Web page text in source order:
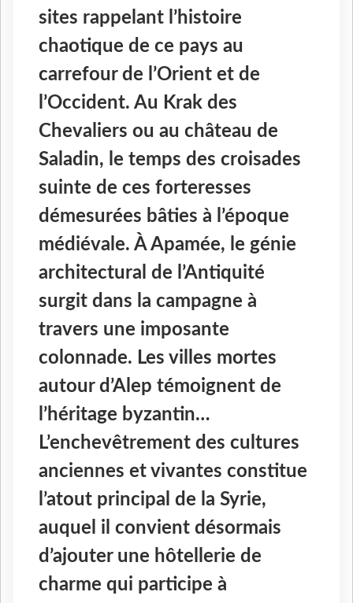
sites rappelant l’histoire
chaotique de ce pays au
carrefour de l’Orient et de
l’Occident. Au Krak des
Chevaliers ou au château de
Saladin, le temps des croisades
suinte de ces forteresses
démesurées bâties à l’époque
médiévale. À Apamée, le génie
architectural de l’Antiquité
surgit dans la campagne à
travers une imposante
colonnade. Les villes mortes
autour d’Alep témoignent de
l’héritage byzantin…
L’enchevêtrement des cultures
anciennes et vivantes constitue
l’atout principal de la Syrie,
auquel il convient désormais
d’ajouter une hôtellerie de
charme qui participe à